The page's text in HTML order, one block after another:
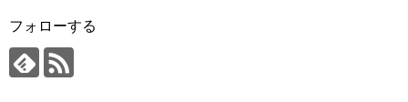
フォローする